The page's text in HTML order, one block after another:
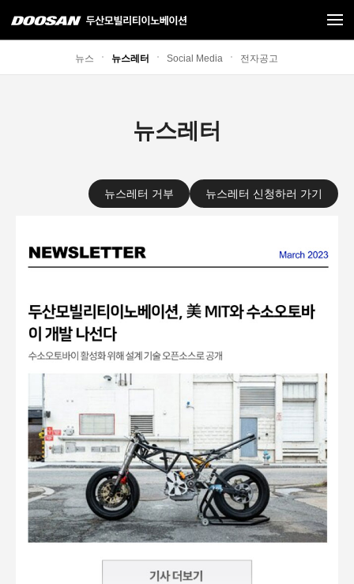
뉴스 뉴스레터 Social Media 전자공고
뉴스레터
뉴스레터 거부 뉴스레터 신청하러 가기